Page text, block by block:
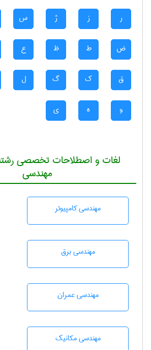
ر ز ژ س
ض ط ظ ع
ق ک گ ل
و ه ی
لغات و اصطلاحات تخصصی
مهندسی
مهندسی كامپيوتر
مهندسی برق
مهندسی عمران
مهندسی مکانیک